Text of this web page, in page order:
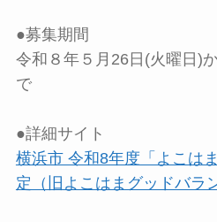
●募集期間
令和８年５月26日(火曜日)
で
●詳細サイト
横浜市 令和8年度「よこは
定（旧よこはまグッドバラ